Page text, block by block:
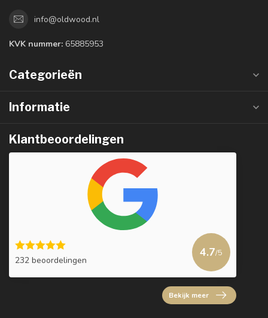
info@oldwood.nl
KVK nummer: 65885953
Categorieën
Informatie
Klantbeoordelingen
232 beoordelingen
4.7/5
Bekijk meer